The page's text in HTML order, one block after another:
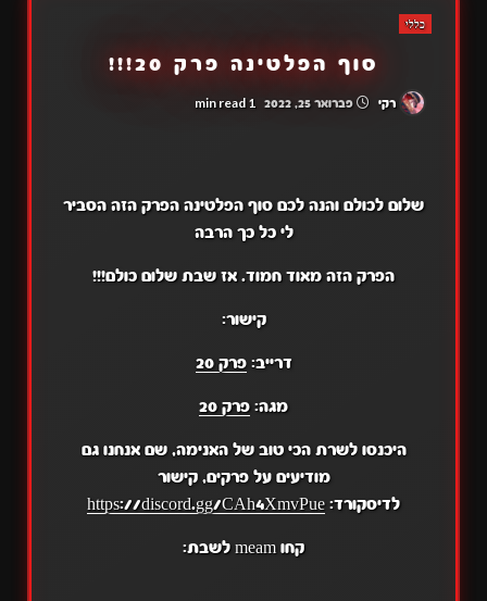
כללי
סוף הפלטינה פרק 20!!!
רקי פברואר 25, 2022 1 min read
שלום לכולם והנה לכם סוף הפלטינה הפרק הזה הסביר
לי כל כך הרבה
הפרק הזה מאוד חמוד. אז שבת שלום כולם!!!
קישור:
דרייב:פרק 20
מגה: פרק 20
היכנסו לשרת הכי טוב של האנימה, שם אנחנו גם
מודיעים על פרקים, קישור
לדיסקורד: https://discord.gg/CAh4XmvPue
קחו meam לשבת: